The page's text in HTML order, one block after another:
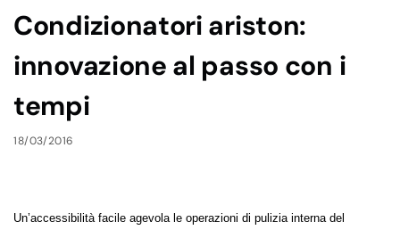
Condizionatori ariston:
innovazione al passo con i
tempi
18/03/2016
Un’accessibilità facile agevola le operazioni di pulizia interna del